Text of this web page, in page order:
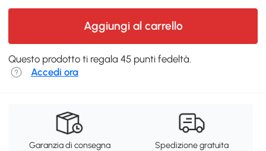
Aggiungi al carrello
Questo prodotto ti regala 45 punti fedeltà.
Accedi ora
Garanzia di consegna Spedizione gratuita